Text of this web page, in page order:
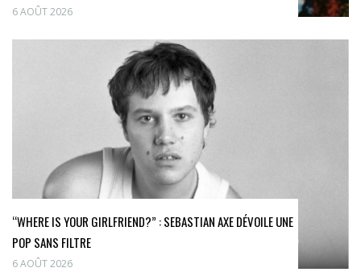
6 AOÛT 2026
“WHERE IS YOUR GIRLFRIEND?” : SEBASTIAN AXE DÉVOILE UNE
POP SANS FILTRE
6 AOÛT 2026